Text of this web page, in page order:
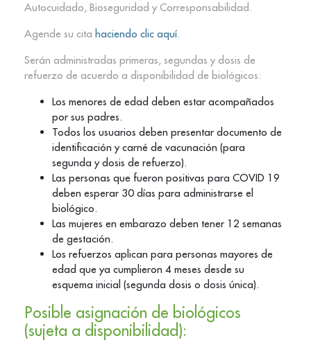
Autocuidado, Bioseguridad y Corresponsabilidad.
Agende su cita haciendo clic aquí.
Serán administradas primeras, segundas y dosis de
refuerzo de acuerdo a disponibilidad de biológicos:
Los menores de edad deben estar acompañados
por sus padres.
Todos los usuarios deben presentar documento de
identificación y carné de vacunación (para
segunda y dosis de refuerzo).
Las personas que fueron positivas para COVID 19
deben esperar 30 días para administrarse el
biológico.
Las mujeres en embarazo deben tener 12 semanas
de gestación.
Los refuerzos aplican para personas mayores de
edad que ya cumplieron 4 meses desde su
esquema inicial (segunda dosis o dosis única).
Posible asignación de biológicos
(sujeta a disponibilidad):